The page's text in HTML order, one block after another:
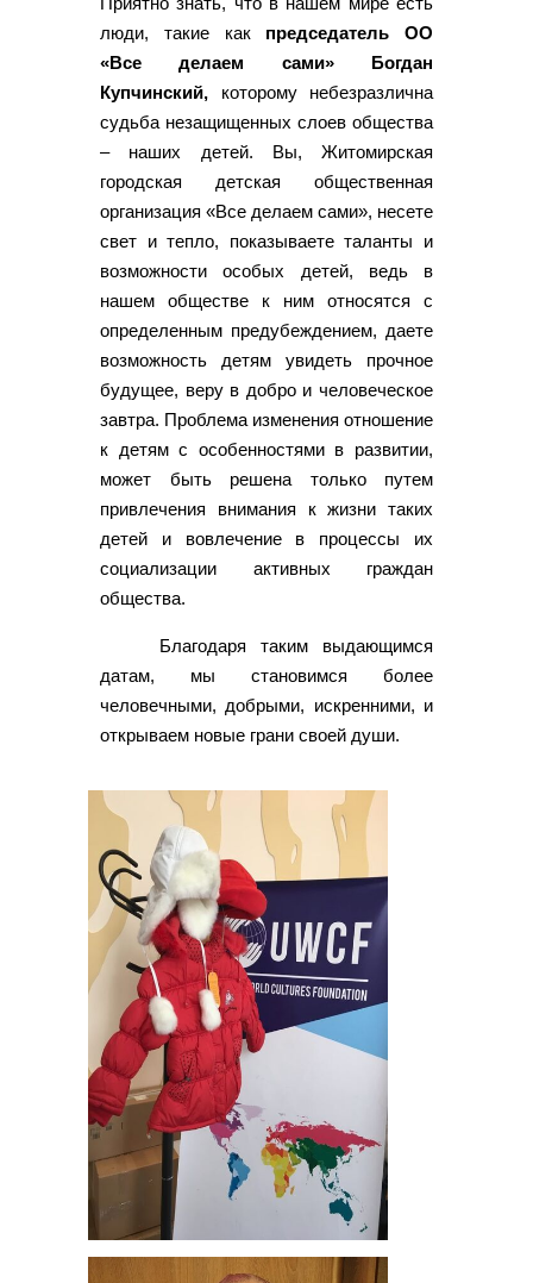
люди, такие как председатель ОО
«Все делаем сами» Богдан
Купчинский, которому небезразлична
судьба незащищенных слоев общества
– наших детей. Вы, Житомирская
городская детская общественная
организация «Все делаем сами», несете
свет и тепло, показываете таланты и
возможности особых детей, ведь в
нашем обществе к ним относятся с
определенным предубеждением, даете
возможность детям увидеть прочное
будущее, веру в добро и человеческое
завтра. Проблема изменения отношение
к детям с особенностями в развитии,
может быть решена только путем
привлечения внимания к жизни таких
детей и вовлечение в процессы их
социализации активных граждан
общества.
Благодаря таким выдающимся
датам, мы становимся более
человечными, добрыми, искренними, и
открываем новые грани своей души.